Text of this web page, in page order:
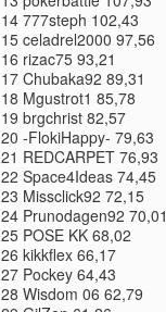
14 777steph 102,43
15 celadrel2000 97,56
16 rizac75 93,21
17 Chubaka92 89,31
18 Mgustrot1 85,78
19 brgchrist 82,57
20 -FlokiHappy- 79,63
21 REDCARPET 76,93
22 Space4Ideas 74,45
23 Missclick92 72,15
24 Prunodagen92 70,01
25 POSE KK 68,02
26 kikkflex 66,17
27 Pockey 64,43
28 Wisdom 06 62,79